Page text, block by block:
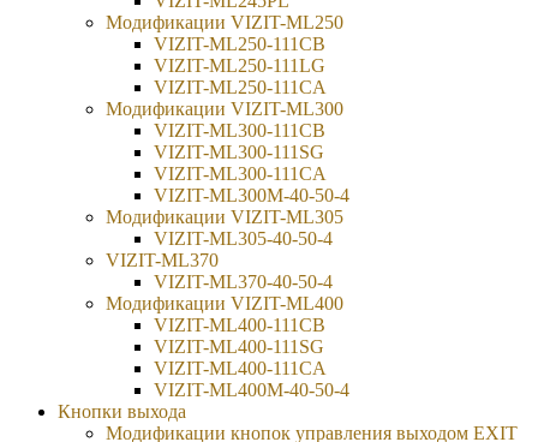
Модификации VIZIT-ML250
VIZIT-ML250-111CB
VIZIT-ML250-111LG
VIZIT-ML250-111CA
Модификации VIZIT-ML300
VIZIT-ML300-111CB
VIZIT-ML300-111SG
VIZIT-ML300-111CA
VIZIT-ML300М-40-50-4
Модификации VIZIT-ML305
VIZIT-ML305-40-50-4
VIZIT-ML370
VIZIT-ML370-40-50-4
Модификации VIZIT-ML400
VIZIT-ML400-111CB
VIZIT-ML400-111SG
VIZIT-ML400-111CA
VIZIT-ML400М-40-50-4
Кнопки выхода
Модификации кнопок управления выходом EXIT